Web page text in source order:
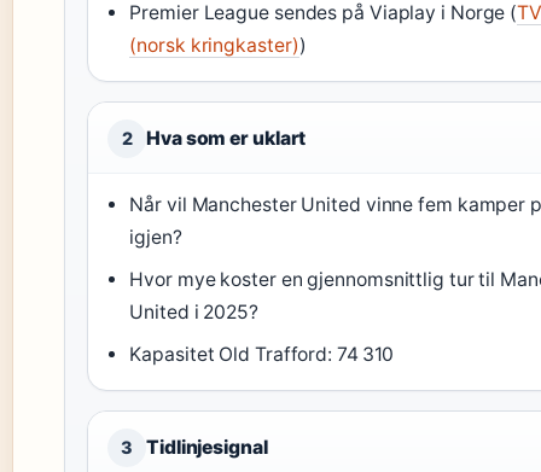
Premier League sendes på Viaplay i Norge (
(norsk kringkaster))
2 Hva som er uklart
Når vil Manchester United vinne fem kamper
igjen?
Hvor mye koster en gjennomsnittlig tur til
United i 2025?
Kapasitet Old Trafford: 74 310
3 Tidlinjesignal